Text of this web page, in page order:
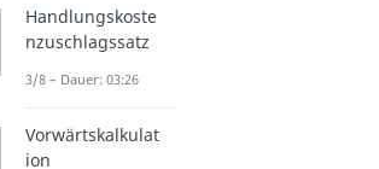
Handlungskoste
nzuschlagssatz
3/8 – Dauer: 03:26
Vorwärtskalkulat
ion